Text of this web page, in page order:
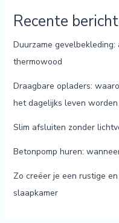
Recente
Duurzame
thermowood
Draagbare opladers:
het dagelijks leven worden
Slim afsluiten zonder
Betonpomp huren:
Zo creëer je een rustige
slaapkamer